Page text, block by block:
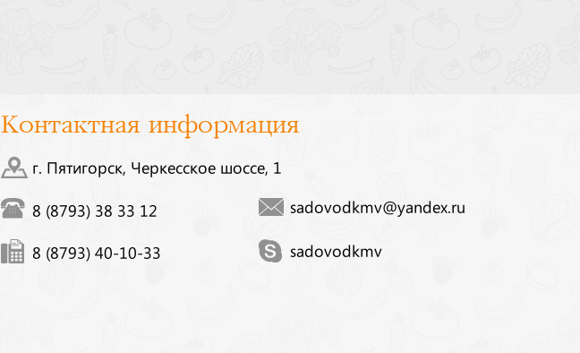
Контактная информация
г. Пятигорск, Черкесское шоссе, 1
8 (8793) 38 33 12
8 (8793) 40-10-33
sadovodkmv@yandex.ru
sadovodkmv